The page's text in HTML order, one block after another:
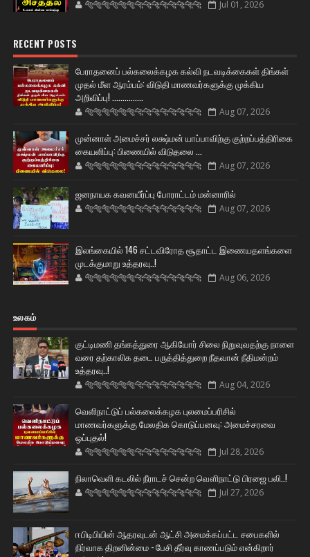
🐅🐅🐅🐅🐅🐅🐆🐆🐆🐆🐆🐆🐆🐆 Jul 01, 2026
RECENT POSTS
பேராதனைப் பல்கலைக்கழக கல்வி நடவடிக்கைகள் திங்கள்
முதல் மீள ஆரம்பம்: விடுதி மாணவர்களுக்கு முக்கிய
அறிவிப்பு! ...............
🐅🐅🐅🐅🐅🐅🐆🐆🐆🐆🐆🐆🐆🐆 Aug 07, 2026
முன்னாள் அமைச்சர் லக்ஷ்மன் யாப்பாவிற்கு குற்றப்பத்திரிகை
கையளிப்பு: பிணையில் விடுதலை ...
🐅🐅🐅🐅🐅🐅🐆🐆🐆🐆🐆🐆🐆🐆 Aug 07, 2026
ஜனநாயக கவனயீர்ப்பு போராட்டம் மன்னாரில்
🐅🐅🐅🐅🐅🐅🐆🐆🐆🐆🐆🐆🐆🐆 Aug 07, 2026
இலங்கையில் 146 சட்டவிரோத சூதாட்ட இணையதளங்களை
முடக்குமாறு உத்தரவு..!
🐅🐅🐅🐅🐅🐅🐆🐆🐆🐆🐆🐆🐆🐆 Aug 06, 2026
உலகம்
குட்டிமணி தங்கத்துரை ஆகியோர் சிலை நிறுவுவதற்கு நாளை
வரை தற்காலிக தடை பருத்தித்துறை நீதவான் நீதிமன்றம்
உத்தரவு..!
🐅🐅🐅🐅🐅🐅🐆🐆🐆🐆🐆🐆🐆🐆 Aug 04, 2026
வெளிநாட்டுப் பல்கலைக்கழக புலமைப்பரிசில்
மாணவர்களுக்கு மேலதிக கொடுப்பனவு: அமைச்சரவை
ஒப்புதல்!
🐅🐅🐅🐅🐅🐅🐆🐆🐆🐆🐆🐆🐆🐆 Jul 28, 2026
நிலாவெளி கடலில் நீராடச் சென்ற வௌிநாட்டு பிரஜை பலி..!
🐅🐅🐅🐅🐅🐅🐆🐆🐆🐆🐆🐆🐆🐆 Jul 27, 2026
ஈபிடிபியின் ஆதரவுடன் ஆட்சி அமைக்கப்பட்ட சபைகளில்
நிர்வாக திறனின்மை - பேசி தீர்வு காணப்படும் என்கிறார்